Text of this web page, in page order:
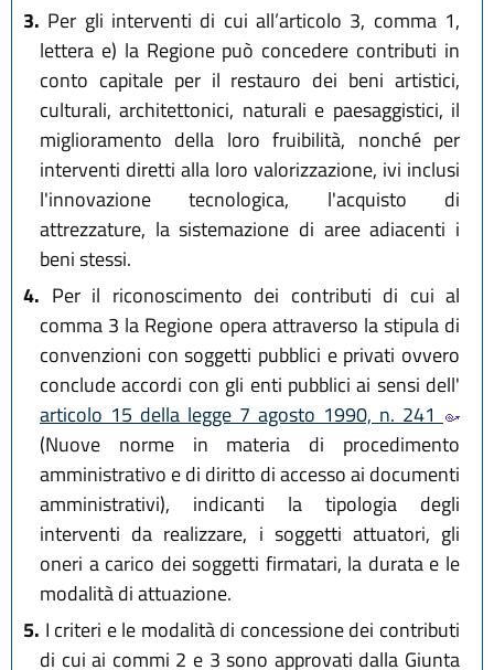
3. Per gli interventi di cui all’articolo 3, comma 1,
lettera e) la Regione può concedere contributi in
conto capitale per il restauro dei beni artistici,
culturali, architettonici, naturali e paesaggistici, il
miglioramento della loro fruibilità, nonché per
interventi diretti alla loro valorizzazione, ivi inclusi
l'innovazione tecnologica, l'acquisto di
attrezzature, la sistemazione di aree adiacenti i
beni stessi.
4. Per il riconoscimento dei contributi di cui al
comma 3 la Regione opera attraverso la stipula di
convenzioni con soggetti pubblici e privati ovvero
conclude accordi con gli enti pubblici ai sensi dell'
articolo 15 della legge 7 agosto 1990, n. 241
(Nuove norme in materia di procedimento
amministrativo e di diritto di accesso ai documenti
amministrativi), indicanti la tipologia degli
interventi da realizzare, i soggetti attuatori, gli
oneri a carico dei soggetti firmatari, la durata e le
modalità di attuazione.
5. I criteri e le modalità di concessione dei contributi
di cui ai commi 2 e 3 sono approvati dalla Giunta